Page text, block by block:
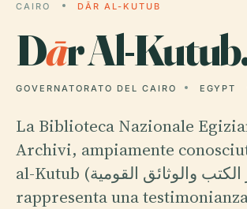
CAIRO
DĀR AL-KUTUB
Dār Al-
GOVERNATORATO DEL CAIRO EGYPT
La Biblioteca Nazionale
Archivi, ampiamente
al-Kutub (دار الكتب والوثائق القومية),
rappresenta una